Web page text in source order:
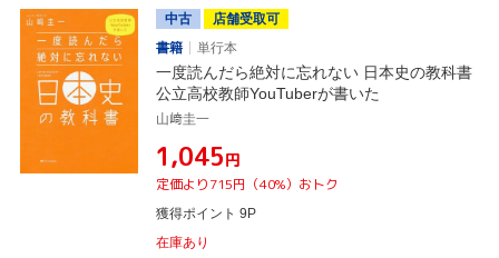
中古
店舗受取可
書籍
単行本
一度読んだら絶対に忘れない 日本史の教科書
公立高校教師YouTuberが書いた
山﨑圭一
¥1,045円
定価より715円（40%）おトク
獲得ポイント 9P
在庫あり